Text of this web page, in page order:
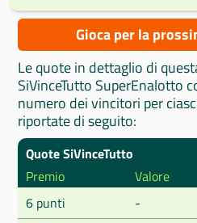
Gioca per la
Le quote in dettaglio di
SiVinceTutto SuperEnalotto
numero dei vincitori per
riportate di seguito:
Quote SiVinceTutto
Premio
Valore
6 punti
-